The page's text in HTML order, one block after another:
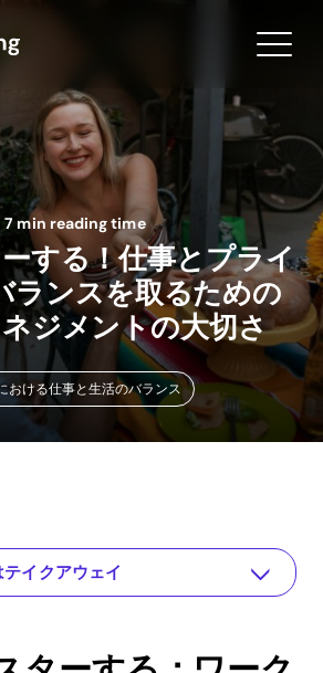
7 min reading time
する！仕事とプライ
ランスを取るための
ジメントの大切さ
おける仕事と生活のバランス
ワークライフバランスにおける時間管理の役割
のためのアプリ
策や洞察
イクアウェイ